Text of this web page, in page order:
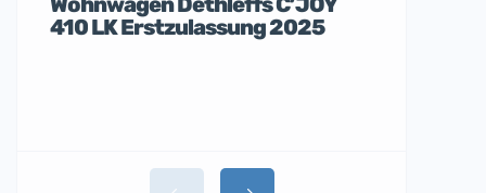
410 LK Erstzulassung 2025